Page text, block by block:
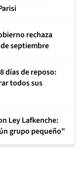
rechaza
septiembre
días de reposo:
todos sus
Ley Lafkenche:
grupo pequeño"